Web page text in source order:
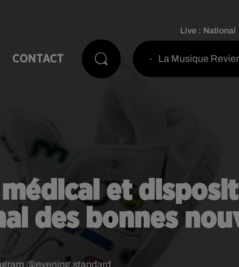
CONTACT
Live : National
- La Musique
médical et
des bonnes
@evening.standard